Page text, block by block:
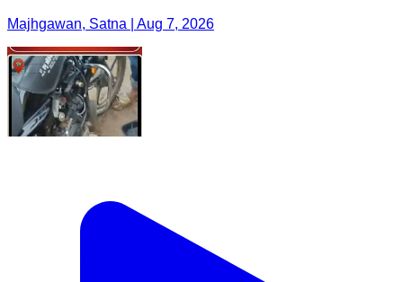
Majhgawan, Satna | Aug 7, 2026